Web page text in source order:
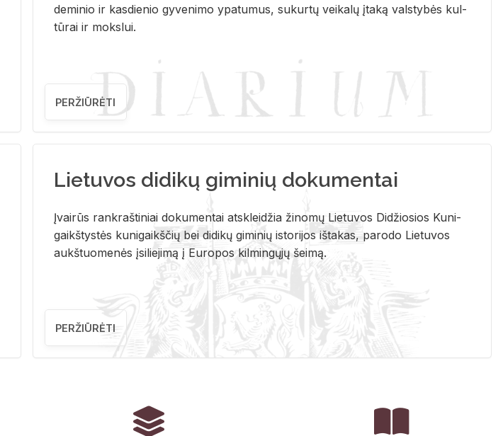
de­mi­nio ir kas­die­nio gy­ve­ni­mo ypa­tu­mus, su­kur­tų vei­ka­lų įta­ką vals­ty­bės kul­
tū­rai ir moks­lui.
PERŽIŪRĖTI
Lietuvos didikų giminių dokumentai
Įvai­rūs rank­raš­ti­niai do­ku­men­tai at­sklei­džia ži­no­mų Lie­tu­vos Di­džio­sios Ku­ni­
gaikš­tys­tės ku­ni­gaikš­čių bei di­di­kų gi­mi­nių is­to­ri­jos iš­ta­kas, pa­ro­do Lie­tu­vos
aukš­tuo­me­nės įsi­lie­ji­mą į Eu­ro­pos kil­min­gų­jų šei­mą.
PERŽIŪRĖTI